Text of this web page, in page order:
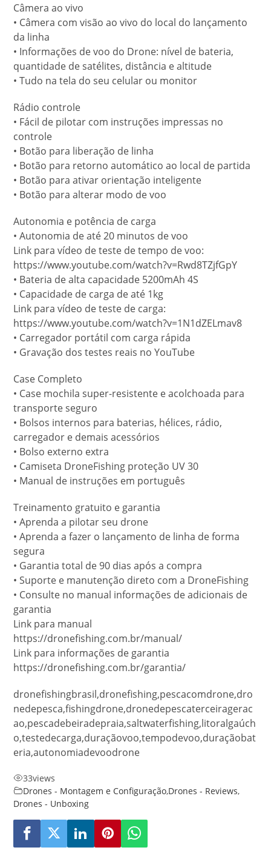
Câmera ao vivo
• Câmera com visão ao vivo do local do lançamento
da linha
• Informações de voo do Drone: nível de bateria,
quantidade de satélites, distância e altitude
• Tudo na tela do seu celular ou monitor
Rádio controle
• Fácil de pilotar com instruções impressas no
controle
• Botão para liberação de linha
• Botão para retorno automático ao local de partida
• Botão para ativar orientação inteligente
• Botão para alterar modo de voo
Autonomia e potência de carga
• Autonomia de até 20 minutos de voo
Link para vídeo de teste de tempo de voo:
https://www.youtube.com/watch?v=Rwd8TZjfGpY
• Bateria de alta capacidade 5200mAh 4S
• Capacidade de carga de até 1kg
Link para vídeo de teste de carga:
https://www.youtube.com/watch?v=1N1dZELmav8
• Carregador portátil com carga rápida
• Gravação dos testes reais no YouTube
Case Completo
• Case mochila super-resistente e acolchoada para
transporte seguro
• Bolsos internos para baterias, hélices, rádio,
carregador e demais acessórios
• Bolso externo extra
• Camiseta DroneFishing proteção UV 30
• Manual de instruções em português
Treinamento gratuito e garantia
• Aprenda a pilotar seu drone
• Aprenda a fazer o lançamento de linha de forma
segura
• Garantia total de 90 dias após a compra
• Suporte e manutenção direto com a DroneFishing
• Consulte no manual informações de adicionais de
garantia
Link para manual
https://dronefishing.com.br/manual/
Link para informações de garantia
https://dronefishing.com.br/garantia/
dronefishingbrasil,dronefishing,pescacomdrone,dro
nedepesca,fishingdrone,dronedepescaterceiragerac
ao,pescadebeiradepraia,saltwaterfishing,litoralgaúch
o,testedecarga,duraçãovoo,tempodevoo,duraçãobat
eria,autonomiadevoodrone
33views
Drones - Montagem e Configuração,Drones - Reviews,
Drones - Unboxing